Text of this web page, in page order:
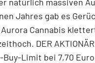
Jahres gab es
Cannabis
DER
Limit bei 7,70